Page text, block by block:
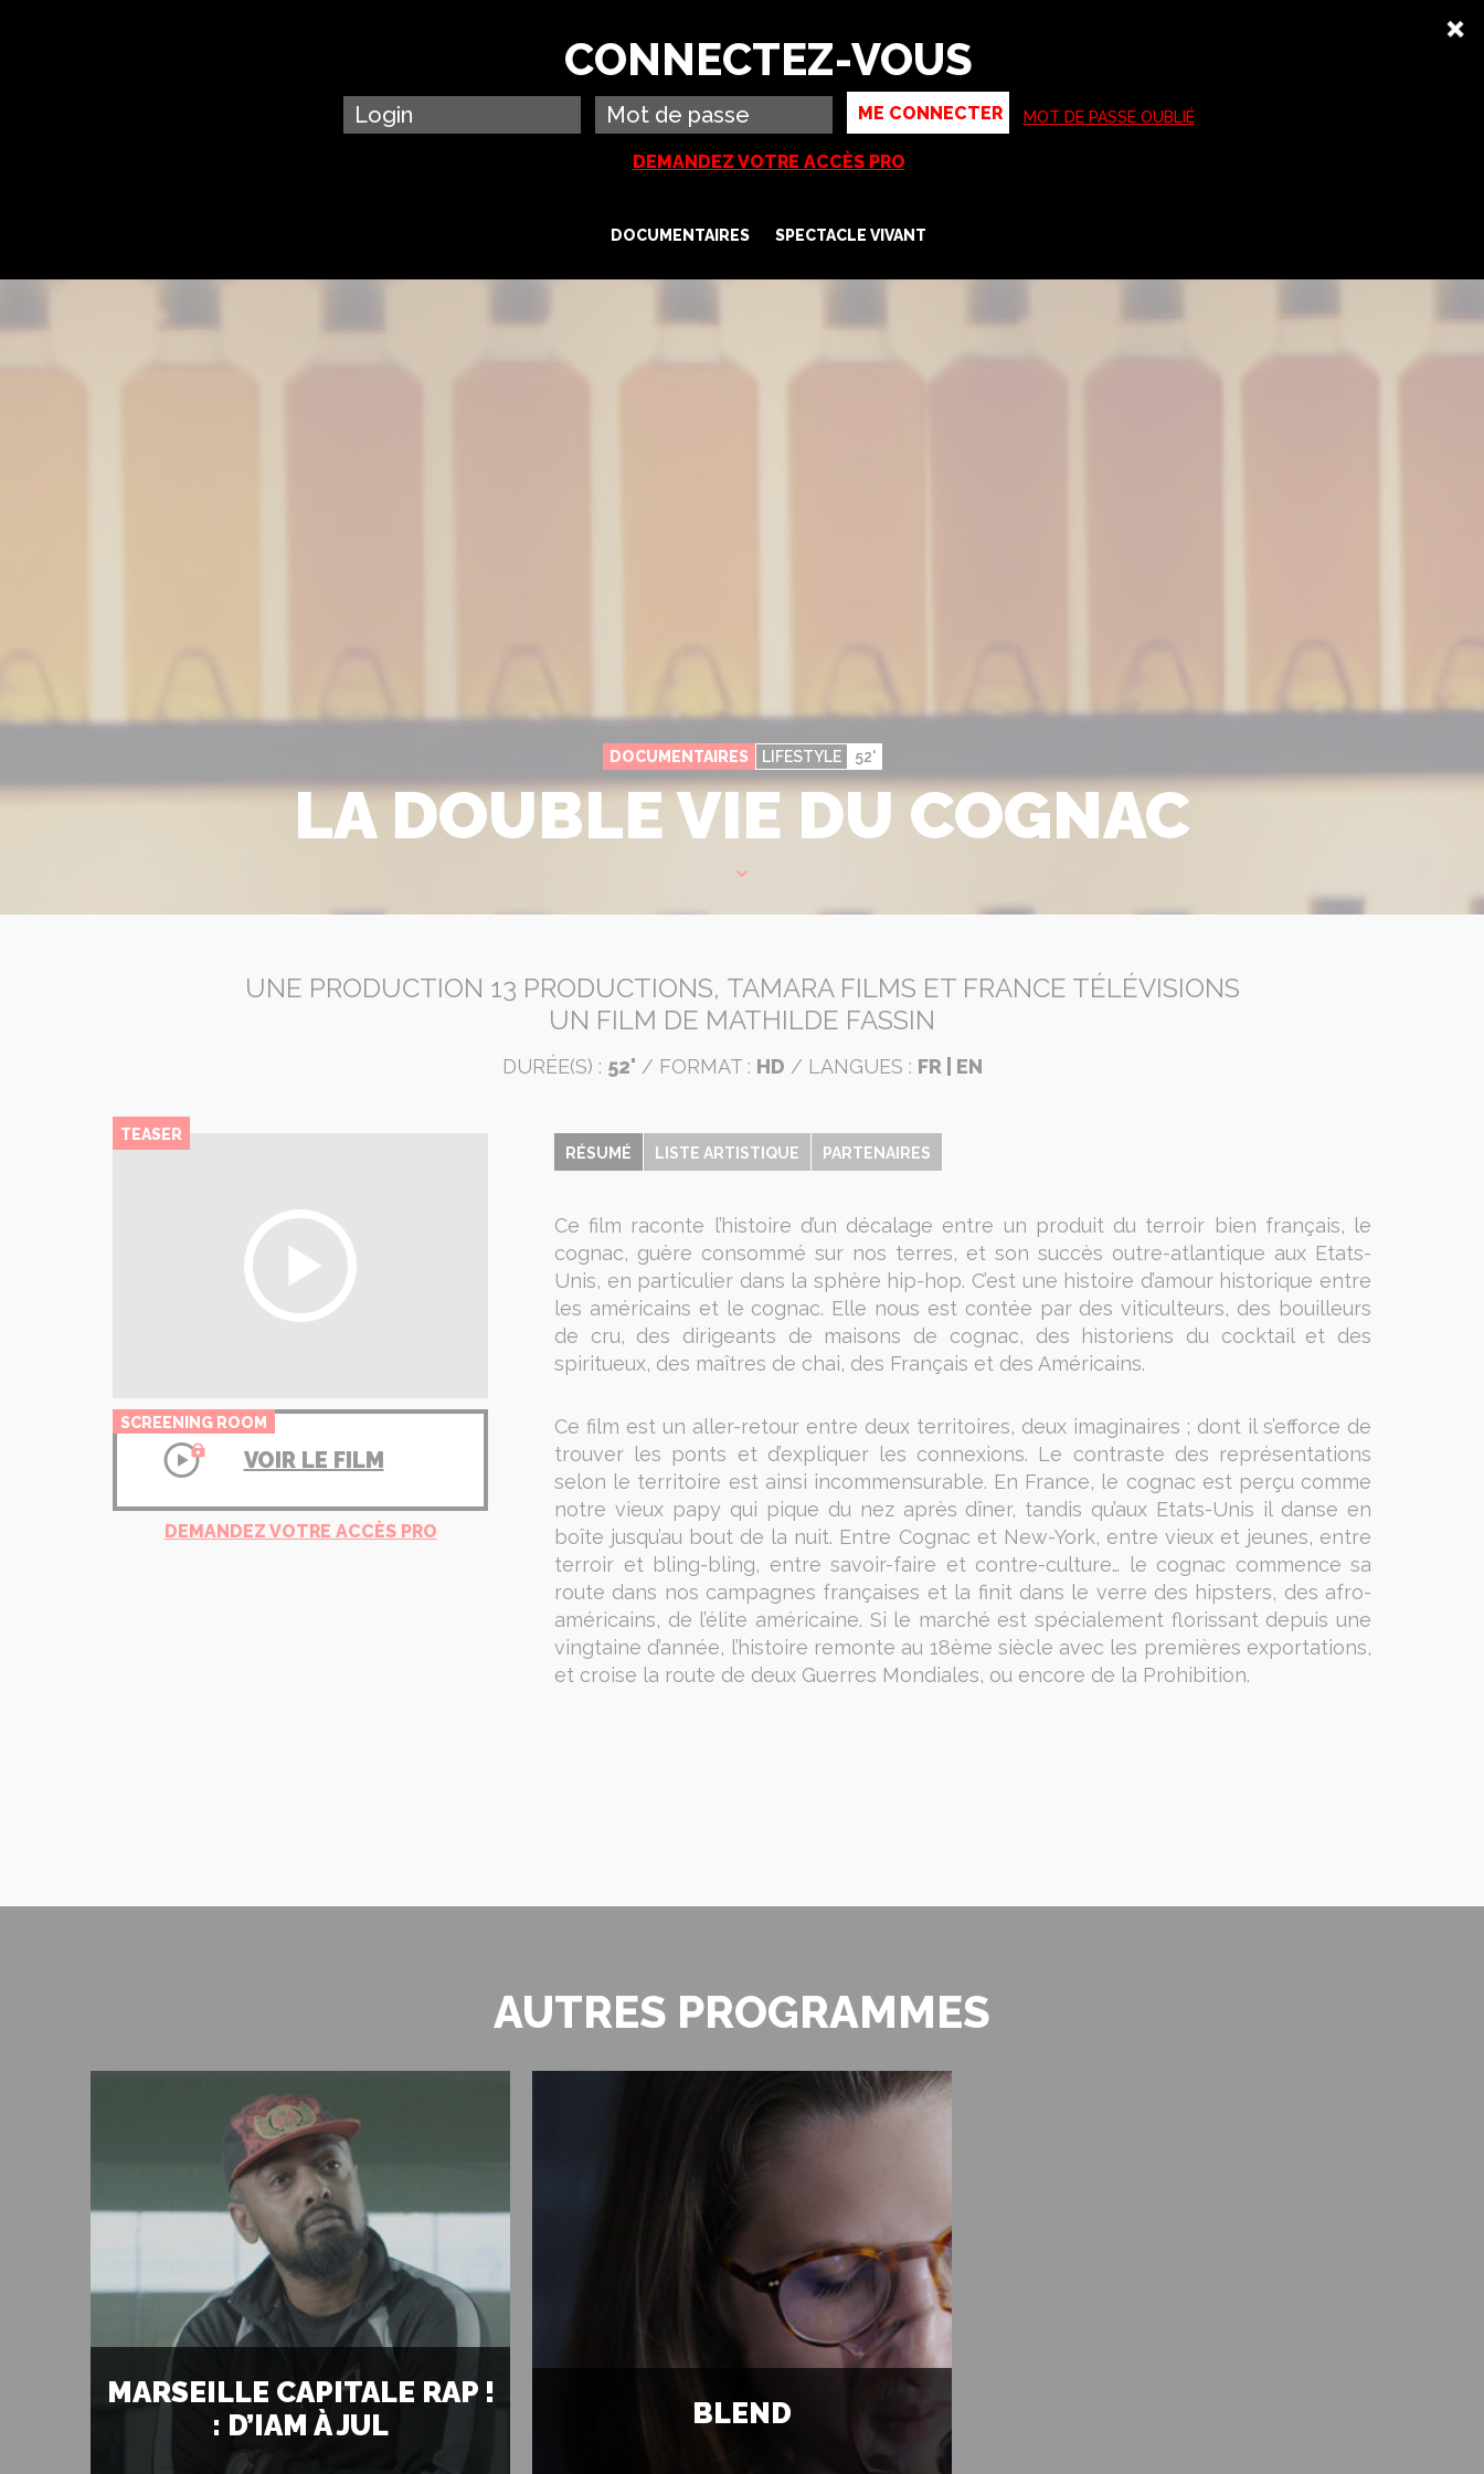
CONNECTEZ-VOUS
MOT DE PASSE OUBLIÉ
DEMANDEZ VOTRE ACCÈS PRO
DOCUMENTAIRES SPECTACLE VIVANT
SCREENING ROOM
DOCUMENTAIRES LIFESTYLE 52'
LA DOUBLE VIE DU COGNAC
UNE PRODUCTION 13 PRODUCTIONS, TAMARA FILMS ET FRANCE TÉLÉVISIONS
UN FILM DE MATHILDE FASSIN
DURÉE(S) : 52' / FORMAT : HD / LANGUES : FR | EN
TEASER
SCREENING ROOM
VOIR LE FILM
DEMANDEZ VOTRE ACCÈS PRO
RÉSUMÉ LISTE ARTISTIQUE PARTENAIRES
Ce film raconte l’histoire d’un décalage entre un produit du terroir bien français, le
cognac, guère consommé sur nos terres, et son succès outre-atlantique aux Etats-
Unis, en particulier dans la sphère hip-hop. C’est une histoire d’amour historique entre
les américains et le cognac. Elle nous est contée par des viticulteurs, des bouilleurs
de cru, des dirigeants de maisons de cognac, des historiens du cocktail et des
spiritueux, des maîtres de chai, des Français et des Américains.
Ce film est un aller-retour entre deux territoires, deux imaginaires ; dont il s’efforce de
trouver les ponts et d’expliquer les connexions. Le contraste des représentations
selon le territoire est ainsi incommensurable. En France, le cognac est perçu comme
notre vieux papy qui pique du nez après dîner, tandis qu’aux Etats-Unis il danse en
boîte jusqu’au bout de la nuit. Entre Cognac et New-York, entre vieux et jeunes, entre
terroir et bling-bling, entre savoir-faire et contre-culture… le cognac commence sa
route dans nos campagnes françaises et la finit dans le verre des hipsters, des afro-
américains, de l’élite américaine. Si le marché est spécialement florissant depuis une
vingtaine d’année, l’histoire remonte au 18ème siècle avec les premières exportations,
et croise la route de deux Guerres Mondiales, ou encore de la Prohibition.
AUTRES PROGRAMMES
MARSEILLE CAPITALE RAP !
: D’IAM À JUL
BLEND